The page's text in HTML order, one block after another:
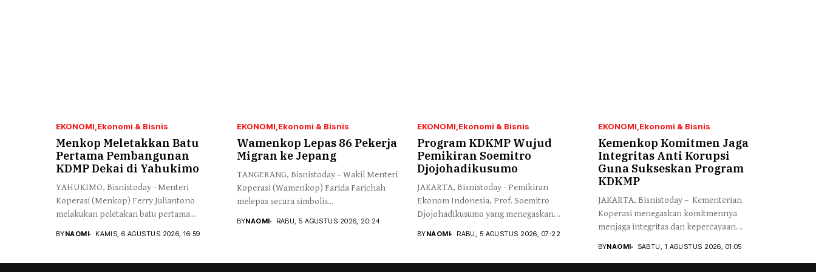
EKONOMI Ekonomi & Bisnis
Menkop Meletakkan Batu
Pertama Pembangunan
KDMP Dekai di Yahukimo
YAHUKIMO, Bisnistoday - Menteri
Koperasi (Menkop) Ferry Juliantono
melakukan peletakan batu pertama...
BYNAOMI KAMIS, 6 AGUSTUS 2026, 16:59
EKONOMI Ekonomi & Bisnis
Wamenkop Lepas 86 Pekerja
Migran ke Jepang
TANGERANG, Bisnistoday – Wakil Menteri
Koperasi (Wamenkop) Farida Farichah
melepas secara simbolis...
BYNAOMI RABU, 5 AGUSTUS 2026, 20:24
EKONOMI Ekonomi & Bisnis
Program KDKMP Wujud
Pemikiran Soemitro
Djojohadikusumo
JAKARTA, Bisnistoday - Pemikiran
Ekonom Indonesia, Prof. Soemitro
Djojohadikusumo yang menegaskan
BYNAOMI RABU, 5 AGUSTUS 2026, 07:22
EKONOMI Ekonomi & Bisnis
Kemenkop Komitmen Jaga
Integritas Anti Korupsi
Guna Sukseskan Program
KDKMP
JAKARTA, Bisnistoday – Kementerian
Koperasi menegaskan komitmennya
menjaga integritas dan kepercayaan
BYNAOMI SABTU, 1 AGUSTUS 2026, 01:05